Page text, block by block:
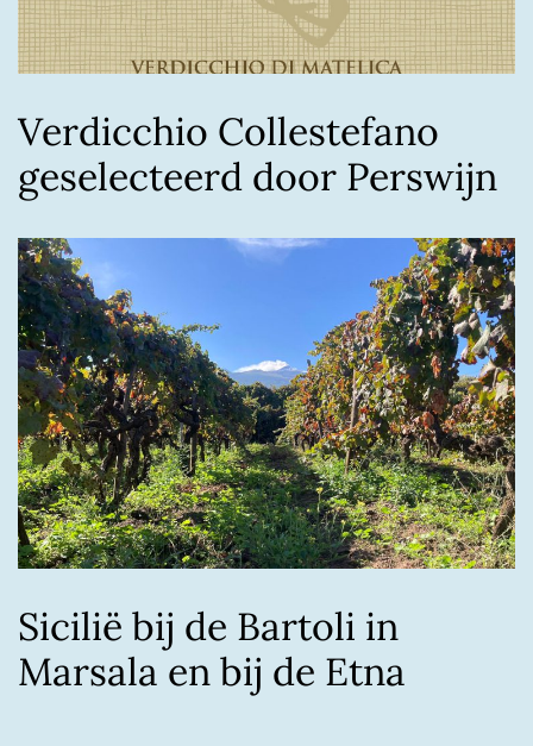
Verdicchio Collestefano
geselecteerd door Perswijn
Sicilië bij de Bartoli in
Marsala en bij de Etna